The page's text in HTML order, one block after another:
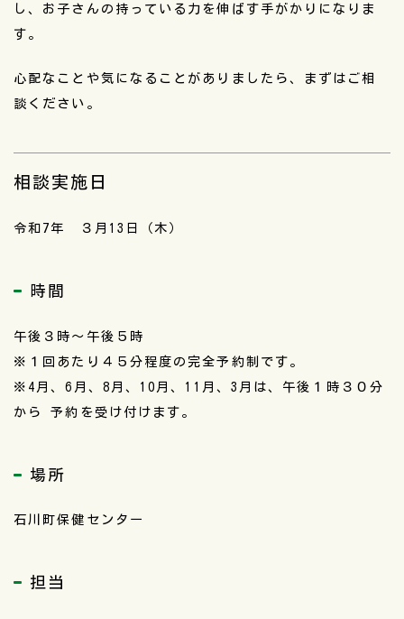
し、お子さんの持っている力を伸ばす手がかりになりま
す。
心配なことや気になることがありましたら、まずはご相
談ください。
相談実施日
令和7年 ３月13日（木）
時間
午後３時～午後５時
※１回あたり４５分程度の完全予約制です。
※4月、6月、8月、10月、11月、3月は、午後１時３０分
から 予約を受け付けます。
場所
石川町保健センター
担当